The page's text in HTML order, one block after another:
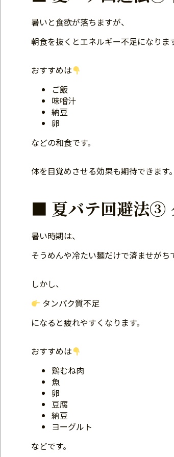
暑いと食欲が落ちますが、
朝食を抜くとエネルギー不足になりま
おすすめは
ご飯
味噌汁
納豆
卵
などの和食です。
体を目覚めさせる効果も期待できます。
■ 夏バテ回避法③
暑い時期は、
そうめんや冷たい麺だけで済ませがち
しかし、
タンパク質不足
になると疲れやすくなります。
おすすめは
鶏むね肉
魚
卵
豆腐
納豆
ヨーグルト
などです。